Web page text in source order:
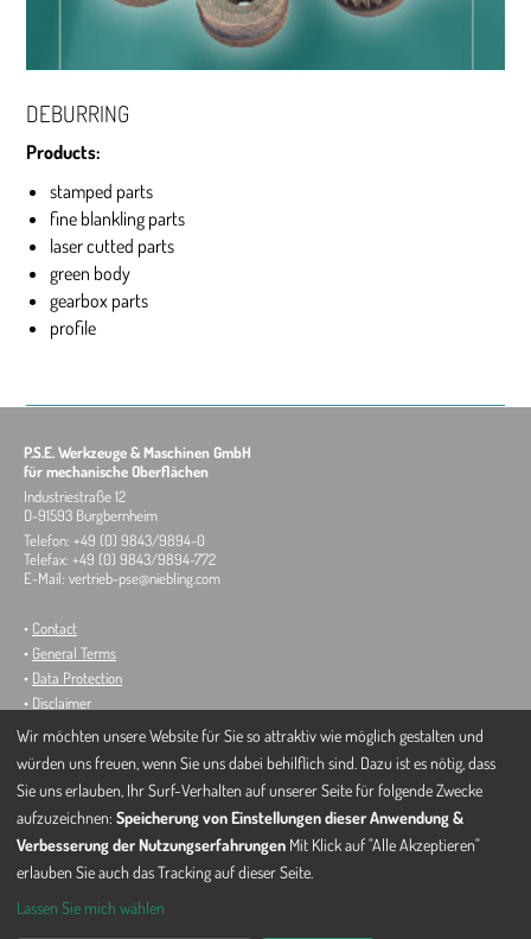
DEBURRING
Products:
stamped parts
fine blankling parts
laser cutted parts
green body
gearbox parts
profile
P.S.E. Werkzeuge & Maschinen GmbH
für mechanische Oberflächen
Industriestraße 12
D-91593 Burgbernheim
Telefon: +49 (0) 9843/9894-0
Telefax: +49 (0) 9843/9894-772
E-Mail: vertrieb-pse@niebling.com
• Contact
• General Terms
• Data Protection
• Disclaimer
• change Cookie-Settings
Wir möchten unsere Website für Sie so attraktiv wie möglich gestalten und
würden uns freuen, wenn Sie uns dabei behilflich sind. Dazu ist es nötig, dass
Sie uns erlauben, Ihr Surf-Verhalten auf unserer Seite für folgende Zwecke
aufzuzeichnen: Speicherung von Einstellungen dieser Anwendung &
Verbesserung der Nutzungserfahrungen Mit Klick auf "Alle Akzeptieren"
erlauben Sie auch das Tracking auf dieser Seite.
Lassen Sie mich wählen